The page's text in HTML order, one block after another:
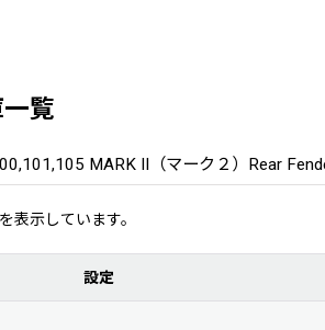
覧
MARK II（マーク２）Rear
表示しています。
設定